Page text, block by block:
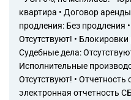
квартира • Договор
продления: Без
Отсутствуют! •
Судебные дела:
Исполнительные
Отсутствуют! • Отчетность
электронная отчетность